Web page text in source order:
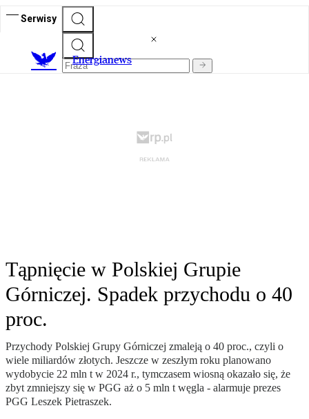
Serwisy
Energianews
Tąpnięcie w Polskiej Grupie
Górniczej. Spadek przychodu o 40
proc.
Przychody Polskiej Grupy Górniczej zmaleją o 40 proc., czyli o
wiele miliardów złotych. Jeszcze w zeszłym roku planowano
wydobycie 22 mln t w 2024 r., tymczasem wiosną okazało się, że
zbyt zmniejszy się w PGG aż o 5 mln t węgla - alarmuje prezes
PGG Leszek Pietraszek.